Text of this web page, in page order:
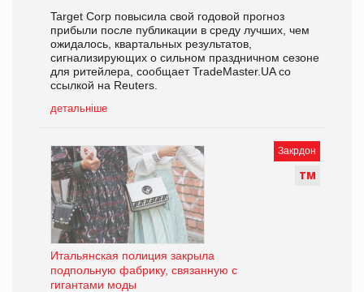
Target Corp повысила свой годовой прогноз
прибыли после публикации в среду лучших, чем
ожидалось, квартальных результатов,
сигнализирующих о сильном праздничном сезоне
для ритейлера, сообщает TradeMaster.UA со
ссылкой на Reuters.
детальніше
Закрдон
ТМ
Итальянская полиция закрыла
подпольную фабрику, связанную с
гигантами моды